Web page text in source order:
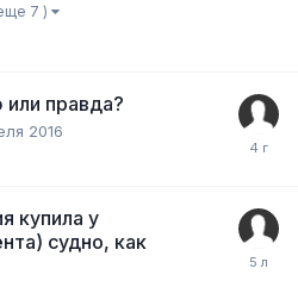
7 )
правда?
2016
купила у
судно, как